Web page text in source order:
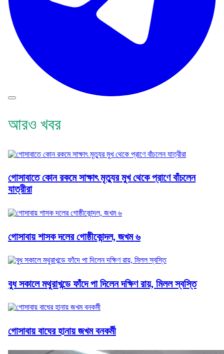
আরও খবর
গোসাবাতে কোন রকমে সাক্ষাৎ মৃত্যুর মুখ থেকে প্রাণে বাঁচলেন
যাত্রীরা
গোসাবায় শাসক দলের গোষ্ঠীকোন্দল, জখম ৬
বুধ সকালে মথুরাখন্ডে ফাঁদে পা দিলেন দক্ষিণ রায়, মিলল স্বস্তি
গোসাবায় বাঘের হানায় জখম বনকর্মী